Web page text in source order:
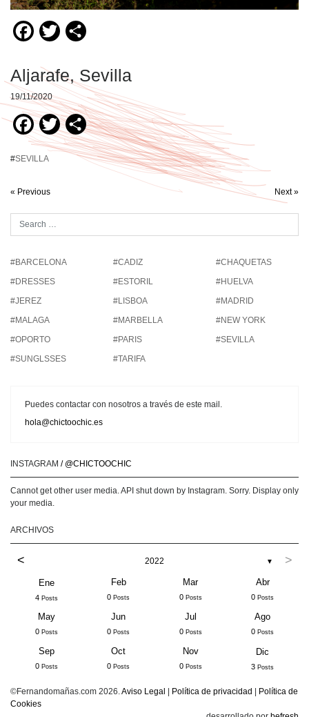
Facebook
Twitter
Aljarafe, Sevilla
19/11/2020
Facebook
TwitterCompartir
#SEVILLA
« Previous Next »
#BARCELONA #CADIZ
#CHAQUETAS
#DRESSES
#ESTORIL
#HUELVA
#JEREZ
#LISBOA
#MADRID
#MALAGA
#MARBELLA
#NEW YORK
#OPORTO
#PARIS
#SEVILLA
#SUNGLSSES
#TARIFA
Puedes contactar con nosotros a través de este mail.
hola@chictoochic.es
INSTAGRAM / @CHICTOOCHIC
Cannot get other user media. API shut down by Instagram. Sorry. Display only
your media.
ARCHIVOS
< 2022 ▼ >
Ene
4 Posts
Feb
0 Posts
Mar
0 Posts
Abr
0 Posts
May
0 Posts
Jun
0 Posts
Jul
0 Posts
Ago
0 Posts
Sep
0 Posts
Oct
0 Posts
Nov
0 Posts
Dic
3 Posts
©Fernandomañas.com 2026.Aviso Legal Política de privacidad
Política de
Cookies